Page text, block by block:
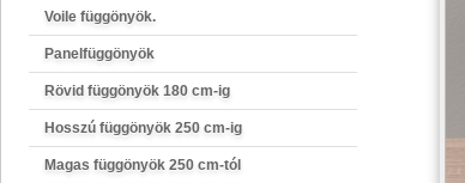
Voile függönyök.
Panelfüggönyök
Rövid függönyök 180 cm-ig
Hosszú függönyök 250 cm-ig
Magas függönyök 250 cm-tól